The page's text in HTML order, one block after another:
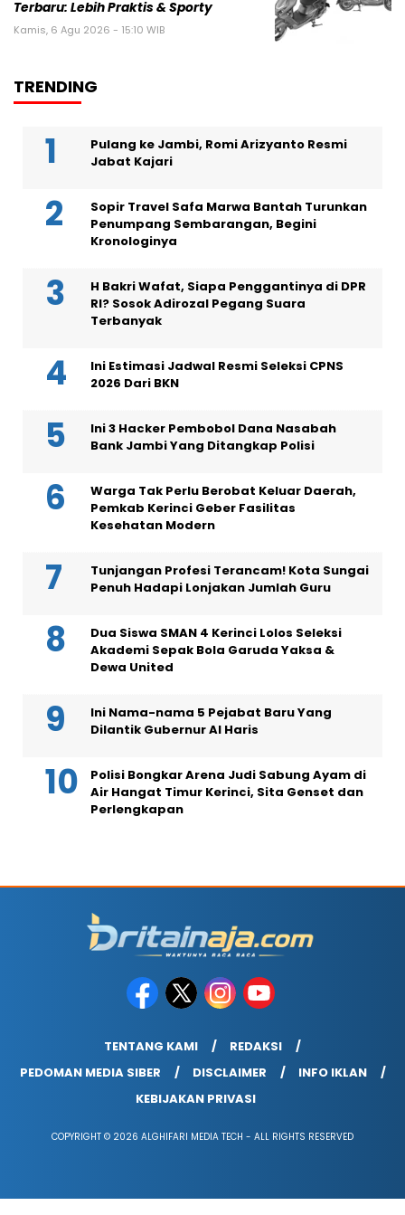
Terbaru: Lebih Praktis & Sporty
Kamis, 6 Agu 2026 - 15:10 WIB
TRENDING
Pulang ke Jambi, Romi Arizyanto Resmi
Jabat Kajari
Sopir Travel Safa Marwa Bantah Turunkan
Penumpang Sembarangan, Begini
Kronologinya
H Bakri Wafat, Siapa Penggantinya di DPR
RI? Sosok Adirozal Pegang Suara
Terbanyak
Ini Estimasi Jadwal Resmi Seleksi CPNS
2026 Dari BKN
Ini 3 Hacker Pembobol Dana Nasabah
Bank Jambi Yang Ditangkap Polisi
Warga Tak Perlu Berobat Keluar Daerah,
Pemkab Kerinci Geber Fasilitas
Kesehatan Modern
Tunjangan Profesi Terancam! Kota Sungai
Penuh Hadapi Lonjakan Jumlah Guru
Dua Siswa SMAN 4 Kerinci Lolos Seleksi
Akademi Sepak Bola Garuda Yaksa &
Dewa United
Ini Nama-nama 5 Pejabat Baru Yang
Dilantik Gubernur Al Haris
Polisi Bongkar Arena Judi Sabung Ayam di
Air Hangat Timur Kerinci, Sita Genset dan
Perlengkapan
TENTANG KAMI
REDAKSI
PEDOMAN MEDIA SIBER
DISCLAIMER
INFO IKLAN
KEBIJAKAN PRIVASI
COPYRIGHT © 2026 ALGHIFARI MEDIA TECH - ALL RIGHTS RESERVED